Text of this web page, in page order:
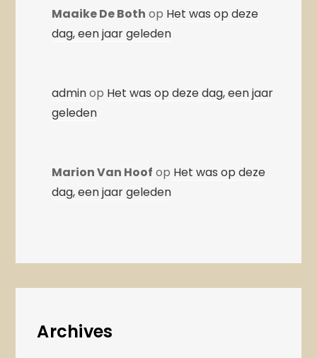
Maaike De Both op Het was op deze
dag, een jaar geleden
adminop Het was op deze dag, een jaar
geleden
Marion Van Hoof op Het was op deze
dag, een jaar geleden
Archives